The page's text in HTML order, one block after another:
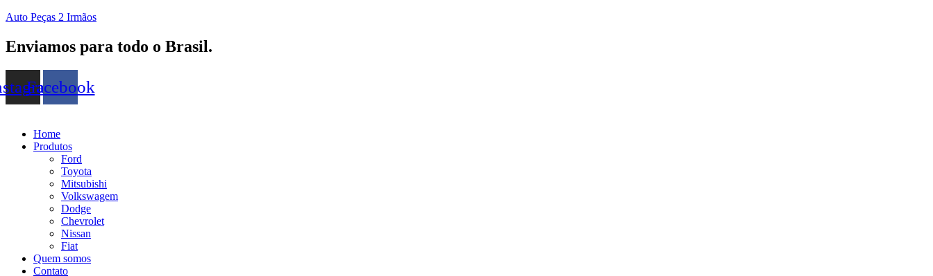
Auto Peças 2 Irmãos
Enviamos para todo o Brasil.
Facebook
Home
Produtos
Ford
Toyota
Mitsubishi
Volkswagem
Dodge
Chevrolet
Nissan
Fiat
Quem somos
Contato